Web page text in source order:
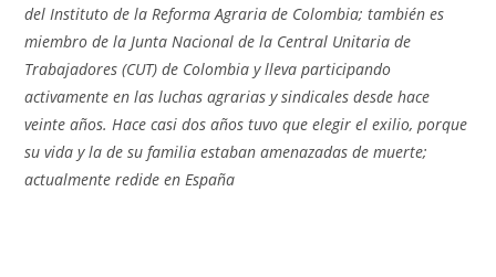
del Instituto de la Reforma Agraria de Colombia; también es
miembro de la Junta Nacional de la Central Unitaria de
Trabajadores (CUT) de Colombia y lleva participando
activamente en las luchas agrarias y sindicales desde hace
veinte años. Hace casi dos años tuvo que elegir el exilio, porque
su vida y la de su familia estaban amenazadas de muerte;
actualmente redide en España